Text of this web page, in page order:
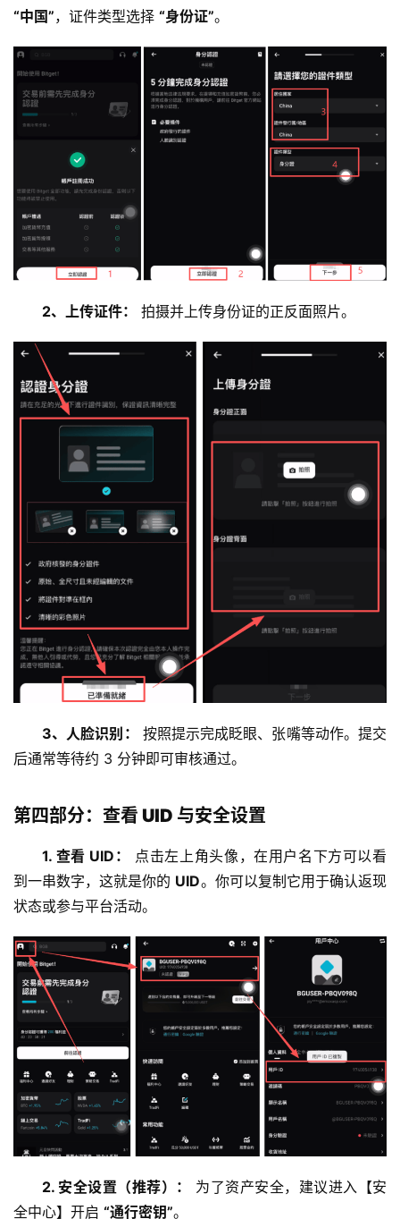
情
分
析
常
见
问
题
“中国”，证件类型选择 “身份证”。
2、上传证件： 拍摄并上传身份证的正反面照片。
3、人脸识别：
按照提示完成眨眼、张嘴等动作。提交
后通常等待约 3 分钟即可审核通过。
第四部分：查看 UID 与安全设置
1. 查看 UID：
点击左上角头像，在用户名下方可以看
到一串数字，这就是你的 UID。你可以复制它用于确认返现
状态或参与平台活动。
2. 安全设置（推荐）：
为了资产安全，建议进入【安
全中心】开启 “通行密钥”。